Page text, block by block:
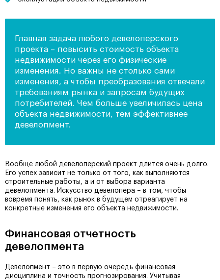
Главная задача любого девелоперского
проекта – повысить стоимость объекта
недвижимости через его физические
изменения. Но важны не столько сами
изменения, а чтобы преобразования отвечали
требованиям рынка и запросам будущих
потребителей. Чем больше увеличилась цена
объекта недвижимости, тем эффективнее
девелопмент.
Вообще любой девелоперский проект длится очень долго.
Его успех зависит не только от того, как выполняются
строительные работы, а и от выбора варианта
девелопмента. Искусство девелопера – в том, чтобы
вовремя понять, как рынок в будущем отреагирует на
конкретные изменения его объекта недвижимости.
Финансовая отчетность
девелопмента
Девелопмент – это в первую очередь финансовая
дисциплина и точность прогнозирования. Учитывая